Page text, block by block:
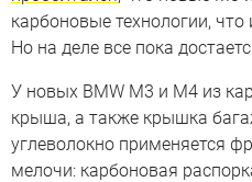
карбоновые технологии, что
Но на деле все пока
У новых BMW M3 и M4 из
крыша, а также крышка
углеволокно применяется
мелочи: карбоновая